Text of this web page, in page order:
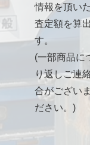
情報を頂い
査定額を算
す。
(一部商品に
り返しご連
合がござい
ださい。)